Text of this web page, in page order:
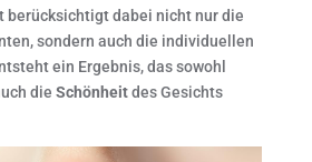
berücksichtigt dabei nicht nur die
sondern auch die individuellen
ein Ergebnis, das sowohl
die Schönheitdes Gesichts